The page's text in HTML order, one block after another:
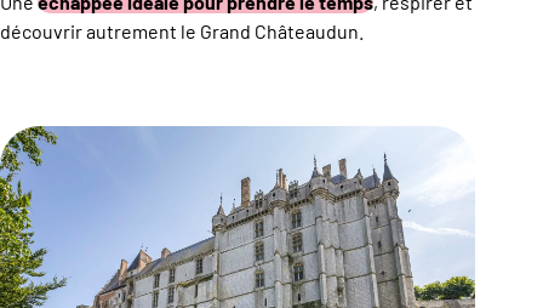
découvrir autrement le Grand Châteaudun.